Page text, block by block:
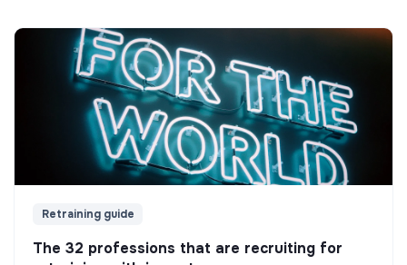
Retraining guide
The 32 professions that are recruiting for